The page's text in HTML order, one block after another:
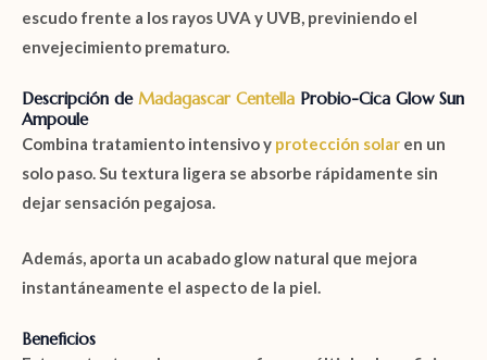
escudo frente a los rayos UVA y UVB, previniendo el
envejecimiento prematuro.
Descripción de Madagascar Centella Probio-Cica Glow Sun
Ampoule
Combina tratamiento intensivo y protección solar en un
solo paso. Su textura ligera se absorbe rápidamente sin
dejar sensación pegajosa.
Además, aporta un acabado glow natural que mejora
instantáneamente el aspecto de la piel.
Beneficios